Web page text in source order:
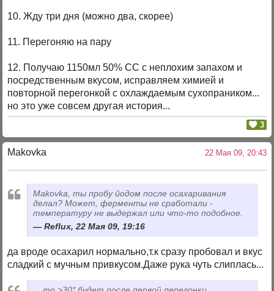
10. Жду три дня (можно два, скорее)
11. Перегоняю на пару
12. Получаю 1150мл 50% СС с неплохим запахом и
посредственным вкусом, исправляем химией и
повторной перегонкой с охлаждаемым сухопраником...
но это уже совсем другая история...
3
Makovka 22 Мая 09, 20:43
Makovka, ты пробу йодом после осахаривания
делал? Может, ферменты не сработали -
температуру не выдержал или что-то подобное.
Reflux, 22 Мая 09, 19:16
да вроде осахарил нормально,т.к сразу пробовал и вкус
сладкий с мучным привкусом.Даже рука чуть слиплась...